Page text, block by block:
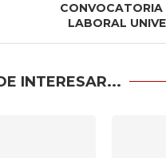
CONVOCATORIA
LABORAL
INTERESAR...